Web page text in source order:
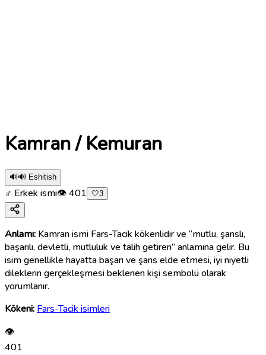
Kamran / Kemuran
🔊🔊 Eshitish
♂ Erkek ismi👁401 🤍3
Anlamı: Kamran ismi Fars-Tacik kökenlidir ve “mutlu, şanslı,
başarılı, devletli, mutluluk ve talih getiren” anlamına gelir. Bu
isim genellikle hayatta başarı ve şans elde etmesi, iyi niyetli
dileklerin gerçekleşmesi beklenen kişi sembolü olarak
yorumlanır.
Kökeni: Fars-Tacik isimleri
👁
401